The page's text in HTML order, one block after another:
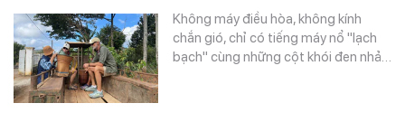
Không máy điều hòa, không kính
chắn gió, chỉ có tiếng máy nổ "lạch
bạch" cùng những cột khói đen nhả…